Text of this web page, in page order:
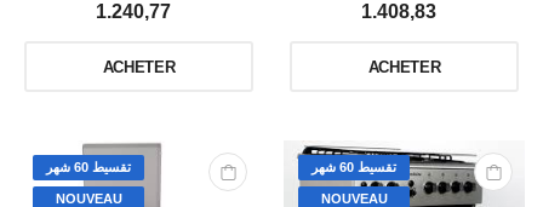
1.240,77
ACHETER
1.408,83
ACHETER
تقسيط 60 شهر
NOUVEAU
تقسيط 60 شهر
NOUVEAU